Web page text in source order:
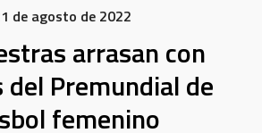
de agosto de 2022
arrasan con
Premundial de
femenino